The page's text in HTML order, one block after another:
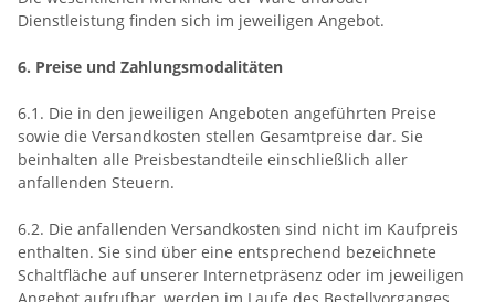
Dienstleistung finden sich im jeweiligen Angebot.
6. Preise und Zahlungsmodalitäten
6.1. Die in den jeweiligen Angeboten angeführten Preise
sowie die Versandkosten stellen Gesamtpreise dar. Sie
beinhalten alle Preisbestandteile einschließlich aller
anfallenden Steuern.
6.2. Die anfallenden Versandkosten sind nicht im Kaufpreis
enthalten. Sie sind über eine entsprechend bezeichnete
Schaltfläche auf unserer Internetpräsenz oder im jeweiligen